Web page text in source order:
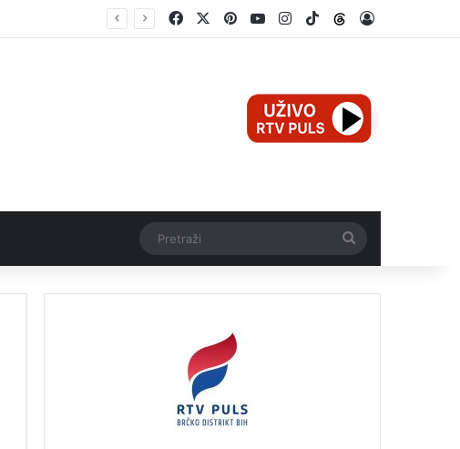
FacebookPinterestYouTubeInstagram
TikTokThreads